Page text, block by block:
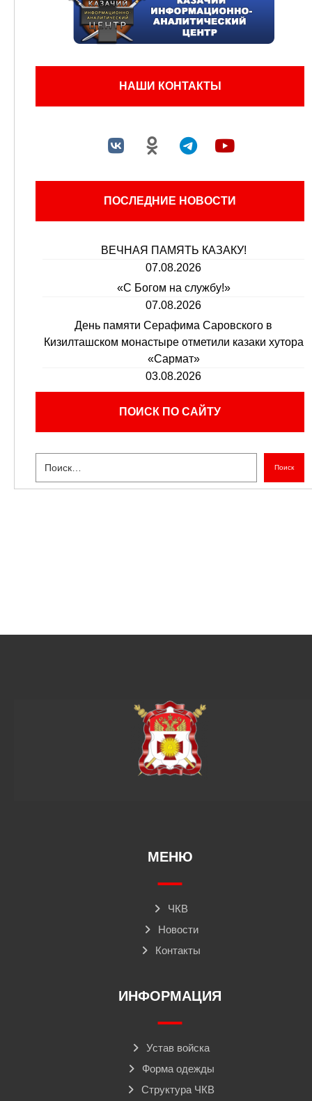
НАШИ КОНТАКТЫ
ПОСЛЕДНИЕ НОВОСТИ
ВЕЧНАЯ ПАМЯТЬ КАЗАКУ!
07.08.2026
«С Богом на службу!»
07.08.2026
День памяти Серафима Саровского в
Кизилташском монастыре отметили казаки хутора
«Сармат»
03.08.2026
ПОИСК ПО САЙТУ
Поиск
МЕНЮ
ЧКВ
Новости
Контакты
ИНФОРМАЦИЯ
Устав войска
Форма одежды
Структура ЧКВ